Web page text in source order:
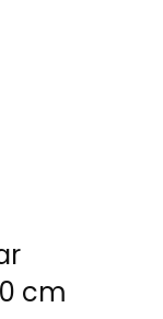
cm